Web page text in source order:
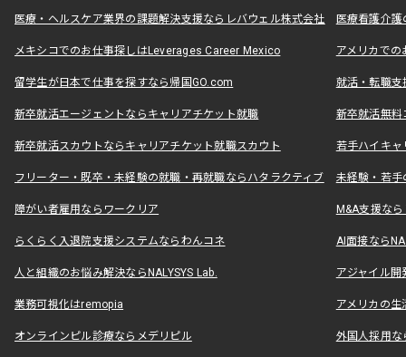
医療・ヘルスケア業界の課題解決支援ならレバウェル株式会社 医療看護介
メキシコでのお仕事探しはLeverages Career Mexico アメリカで
留学生が日本で仕事を探すなら帰国GO.com 就活・転職
新卒就活エージェントならキャリアチケット就職 新卒就活無料
新卒就活スカウトならキャリアチケット就職スカウト 若手ハイキ
フリーター・既卒・未経験の就職・再就職ならハタラクティブ 未経験・若手
障がい者雇用ならワークリア M&A支援な
らくらく入退院支援システムならわんコネ AI面接なら
人と組織のお悩み解決ならNALYSYS Lab. アジャイル
業務可視化はremopia アメリカの
オンラインピル診療ならメデリピル 外国人採用